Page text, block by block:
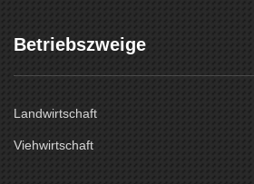
Betriebszweige
Landwirtschaft
Viehwirtschaft